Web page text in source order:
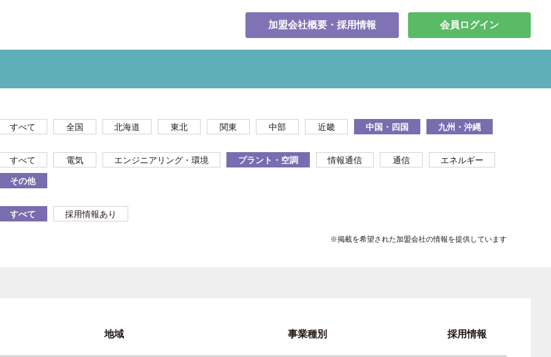
加盟会社概要・採用情報 会員ログイン
すべて 全国 北海道 東北 関東 中部 近畿 中国・四国 九州・沖縄
すべて 電気 エンジニアリング・環境 プラント・空調 情報通信 通信 エネルギー
その他
すべて 採用情報あり
※掲載を希望された加盟会社の情報を提供しています
地域 事業種別 採用情報